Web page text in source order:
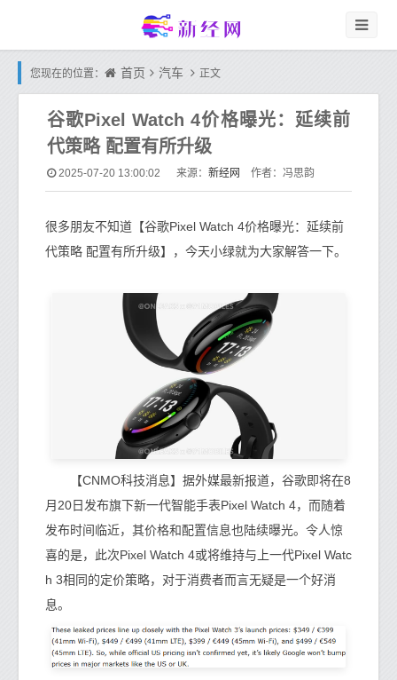
您现在的位置： 首页 汽车 正文
谷歌Pixel Watch 4价格曝光：延续前
代策略 配置有所升级
2025-07-20 13:00:02 来源： 新经网 作者：冯思韵
很多朋友不知道【谷歌Pixel Watch 4价格曝光：延续前
代策略 配置有所升级】，今天小绿就为大家解答一下。
【CNMO科技消息】据外媒最新报道，谷歌即将在8
月20日发布旗下新一代智能手表Pixel Watch 4，而随着
发布时间临近，其价格和配置信息也陆续曝光。令人惊
喜的是，此次Pixel Watch 4或将维持与上一代Pixel Watc
h 3相同的定价策略，对于消费者而言无疑是一个好消
息。